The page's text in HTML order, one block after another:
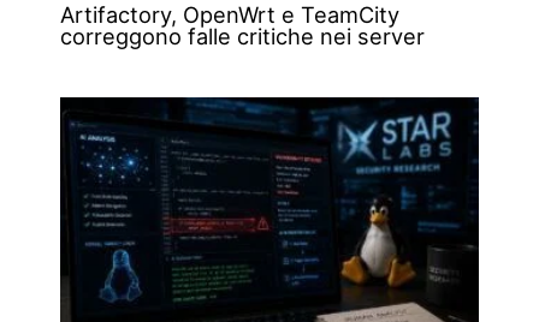
Artifactory, OpenWrt e TeamCity
correggono falle critiche nei server